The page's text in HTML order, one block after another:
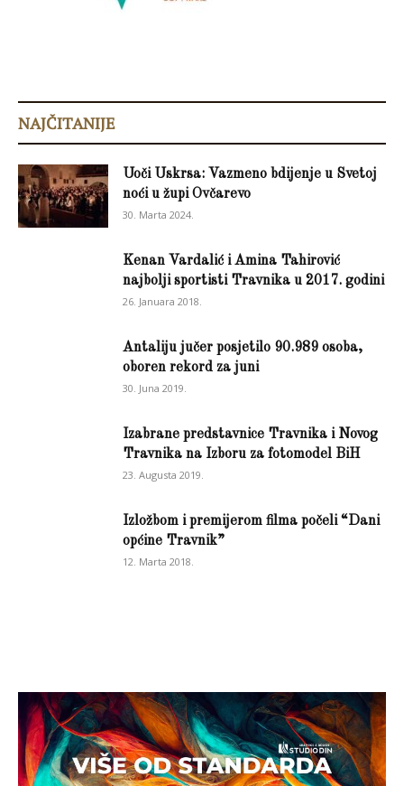
NAJČITANIJE
Uoči Uskrsa: Vazmeno bdijenje u Svetoj
noći u župi Ovčarevo
30. Marta 2024.
Kenan Vardalić i Amina Tahirović
najbolji sportisti Travnika u 2017. godini
26. Januara 2018.
Antaliju jučer posjetilo 90.989 osoba,
oboren rekord za juni
30. Juna 2019.
Izabrane predstavnice Travnika i Novog
Travnika na Izboru za fotomodel BiH
23. Augusta 2019.
Izložbom i premijerom filma počeli “Dani
općine Travnik”
12. Marta 2018.